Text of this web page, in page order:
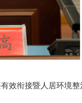
效衔接暨人居环境整